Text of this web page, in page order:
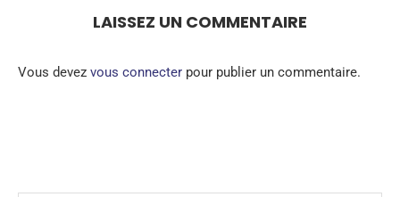
LAISSEZ UN COMMENTAIRE
Vous devez vous connecter pour publier un commentaire.